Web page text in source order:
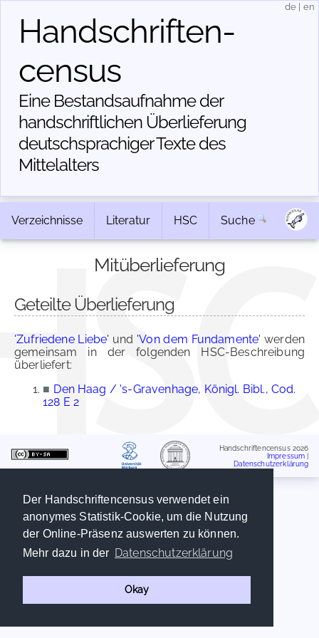
Der Handschriftencensus verwendet ein
anonymes Statistik-Cookie, um die Nutzung
der Online-Präsenz auswerten zu können.
Mehr dazu in der Datenschutzerklärung
Okay
Handschriften­
census
Eine Bestandsaufnahme der
handschriftlichen Über­lieferung
deutschsprachiger Texte des
Mittelalters
de en
Verzeichnisse Literatur HSC Suche
Mitüberlieferung
Geteilte Überlieferung
'Zufriedene Liebe' und 'Von dem Fundamente' werden
gemeinsam in der folgenden HSC-Beschreibung
überliefert:
■ Den Haag / 's-Gravenhage, Königl. Bibl., Cod.
128 E 2
Handschriftencensus 2026
Impressum
Datenschutzerklärung